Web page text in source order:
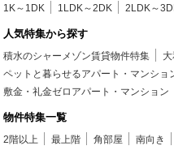
1K～1DK 1LDK～2DK 2LDK～
人気特集から探す
積水のシャーメゾン賃貸物件特集
ペットと暮らせるアパート・マンショ
敷金・礼金ゼロアパート・マンション
物件特集一覧
2階以上 最上階 角部屋 南向き